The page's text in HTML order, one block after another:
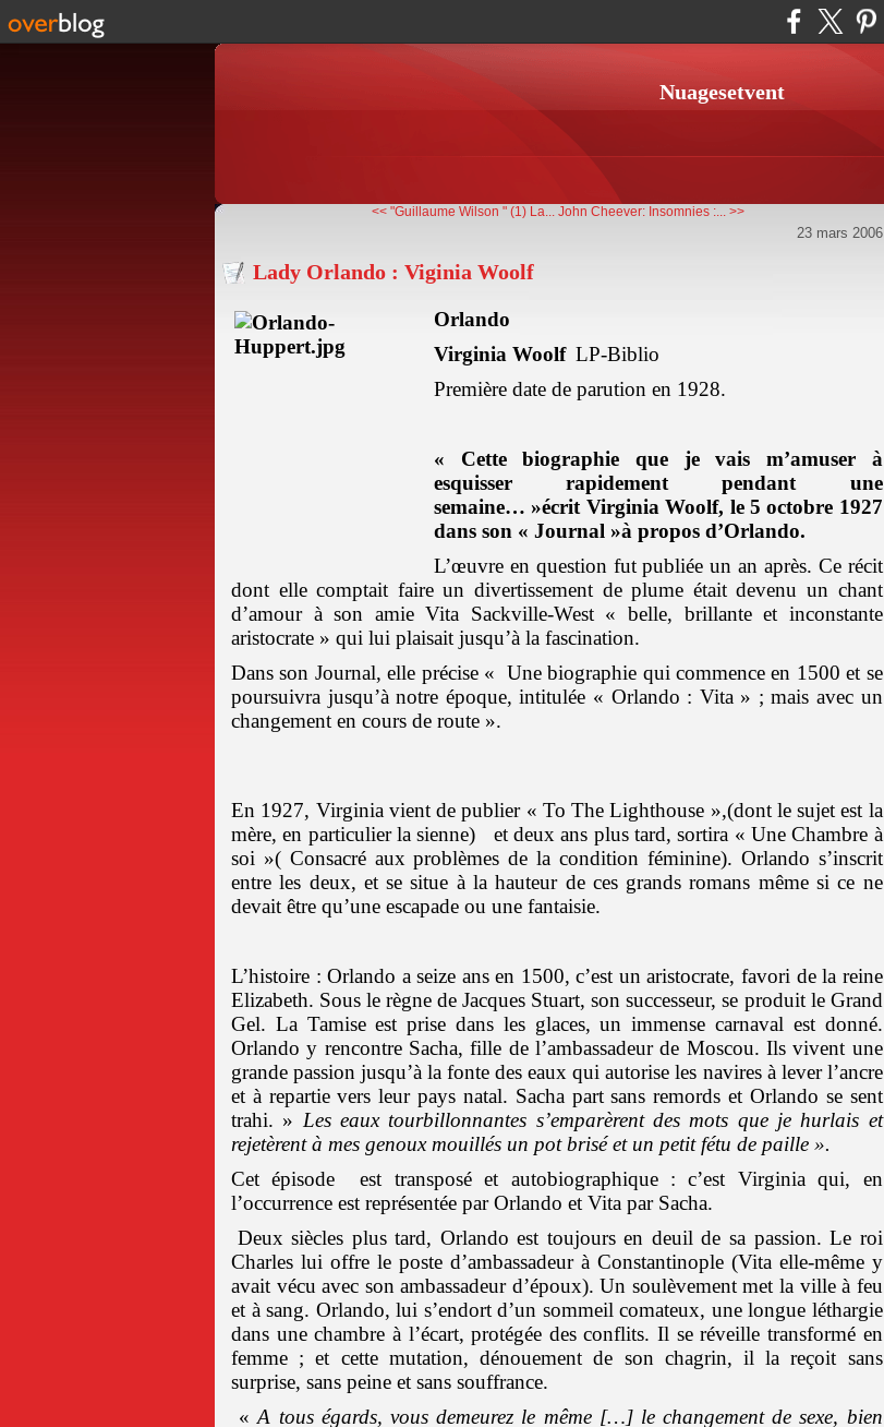
Nuagesetvent
<< "Guillaume Wilson " (1) La... John Cheever: Insomnies :... >>
23 mars 2006
Lady Orlando : Viginia Woolf
Orlando
Virginia Woolf LP-Biblio
Première date de parution en 1928.
« Cette biographie que je vais m’amuser à
esquisser rapidement pendant une
semaine… »écrit Virginia Woolf, le 5 octobre 1927
dans son « Journal »à propos d’Orlando.
L’œuvre en question fut publiée un an après. Ce récit
dont elle comptait faire un divertissement de plume était devenu un chant
d’amour à son amie Vita Sackville-West « belle, brillante et inconstante
aristocrate » qui lui plaisait jusqu’à la fascination.
Dans son Journal, elle précise « Une biographie qui commence en 1500 et se
poursuivra jusqu’à notre époque, intitulée « Orlando : Vita » ; mais avec un
changement en cours de route ».
En 1927, Virginia vient de publier « To The Lighthouse »,(dont le sujet est la
mère, en particulier la sienne)
et deux ans plus tard, sortira « Une Chambre à
soi »( Consacré aux problèmes de la condition féminine). Orlando s’inscrit
entre les deux, et se situe à la hauteur de ces grands romans même si ce ne
devait être qu’une escapade ou une fantaisie.
L’histoire : Orlando a seize ans en 1500, c’est un aristocrate, favori de la reine
Elizabeth. Sous le règne de Jacques Stuart, son successeur, se produit le Grand
Gel. La Tamise est prise dans les glaces, un immense carnaval est donné.
Orlando y rencontre Sacha, fille de l’ambassadeur de Moscou. Ils vivent une
grande passion jusqu’à la fonte des eaux qui autorise les navires à lever l’ancre
et à repartie vers leur pays natal. Sacha part sans remords et Orlando se sent
trahi. » Les eaux tourbillonnantes s’emparèrent des mots que je hurlais et
rejetèrent à mes genoux mouillés un pot brisé et un petit fétu de paille ».
Cet épisode
est transposé et autobiographique : c’est Virginia qui, en
l’occurrence est représentée par Orlando et Vita par Sacha.
Deux siècles plus tard, Orlando est toujours en deuil de sa passion. Le roi
Charles lui offre le poste d’ambassadeur à Constantinople (Vita elle-même y
avait vécu avec son ambassadeur d’époux). Un soulèvement met la ville à feu
et à sang. Orlando, lui s’endort d’un sommeil comateux, une longue léthargie
dans une chambre à l’écart, protégée des conflits. Il se réveille transformé en
femme ; et cette mutation, dénouement de son chagrin, il la reçoit sans
surprise, sans peine et sans souffrance.
«A tous égards, vous demeurez le même […] le changement de sexe, bien